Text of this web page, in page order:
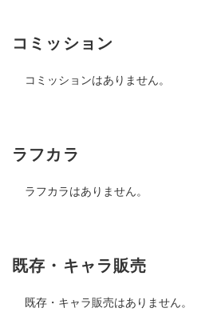
コミッション
コミッションはありません。
ラフカラ
ラフカラはありません。
既存・キャラ販売
既存・キャラ販売はありません。